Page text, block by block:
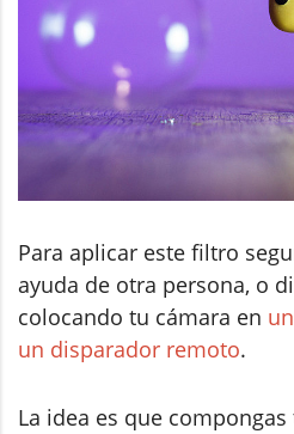
Para aplicar este filtro
ayuda de otra persona, o
colocando tu cámara en
un disparador remoto.
La idea es que